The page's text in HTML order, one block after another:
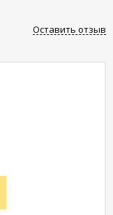
Оставить отзыв